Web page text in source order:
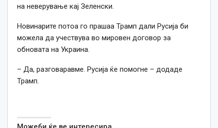
на неверување кај Зеленски.
Новинарите потоа го прашаа Трамп дали Русија би
можела да учествува во мировен договор за
обновата на Украина.
– Да, разговаравме. Русија ќе помогне – додаде
Трамп.